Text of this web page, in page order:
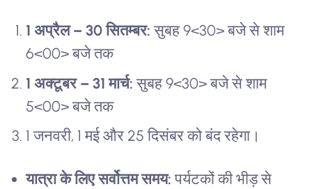
1 अप्रैल – 30 सितम्बर: सुबह 9<30> बजे से शाम
6<00> बजे तक
1 अक्टूबर – 31 मार्च: सुबह 9<30> बजे से शाम
5<00> बजे तक
1 जनवरी, 1 मई और 25 दिसंबर को बंद रहेगा।
यात्रा के लिए सर्वोत्तम समय: पर्यटकों की भीड़ से